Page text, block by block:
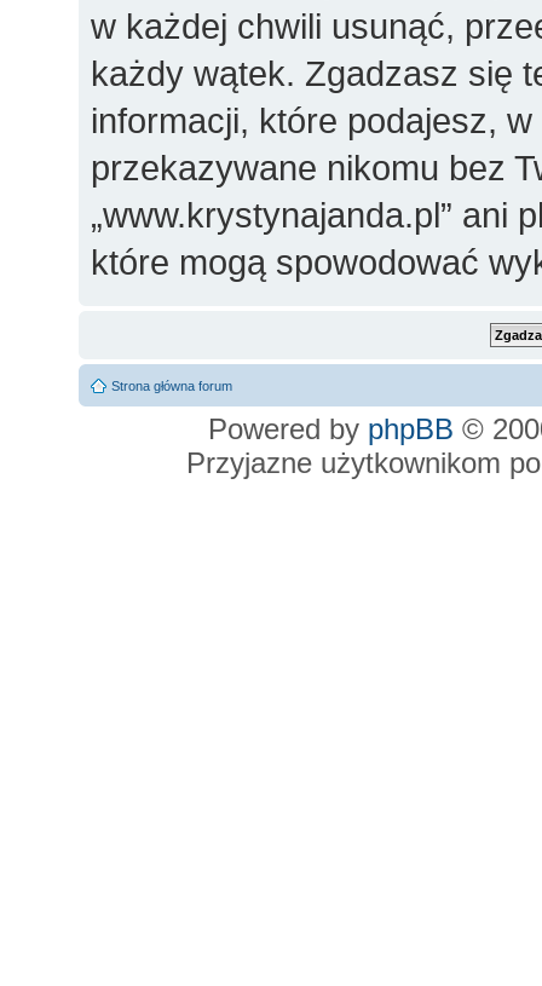
w każdej chwili usunąć,
każdy wątek. Zgadzasz się
informacji, które podajesz,
przekazywane nikomu bez
„www.krystynajanda.pl” ani
które mogą spowodować
Strona główna forum
Powered by phpBB ©
Przyjazne użytkownikom